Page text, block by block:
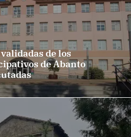
de los
de Abanto